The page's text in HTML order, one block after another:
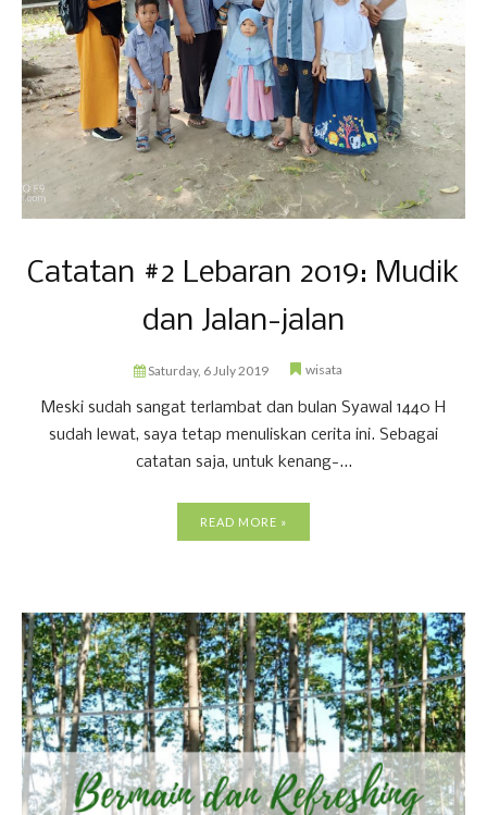
Catatan #2 Lebaran 2019: Mudik
dan Jalan-jalan
Saturday, 6 July 2019 wisata
Meski sudah sangat terlambat dan bulan Syawal 1440 H
sudah lewat, saya tetap menuliskan cerita ini. Sebagai
catatan saja, untuk kenang-...
READ MORE »